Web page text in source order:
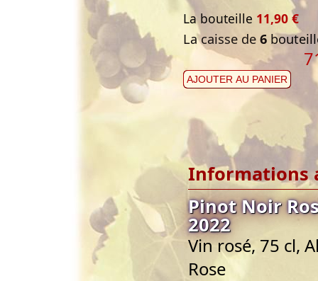
La bouteille 11,90 €
La caisse de 6
AJOUTER AU PANIER
Informations
Pinot Noir
2022
Vin rosé, 75 cl,
Rose